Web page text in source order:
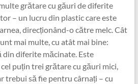
grătare cu găuri de diferite
– un lucru din plastic care este
direcționând-o către melc. Cât
mai multe, cu atât mai bine:
din diferite măcinate. Este
puțin trei grătare cu găuri mici,
trebui să fie pentru cârnați – cu